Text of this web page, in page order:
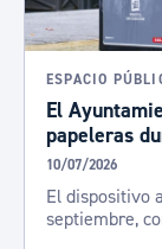
ESPACIO
El
papeleras
10/07/2026
El dispositivo
septiembre,